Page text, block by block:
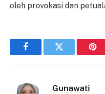
oleh provokasi dan
FacebookTwitter
Gunawati